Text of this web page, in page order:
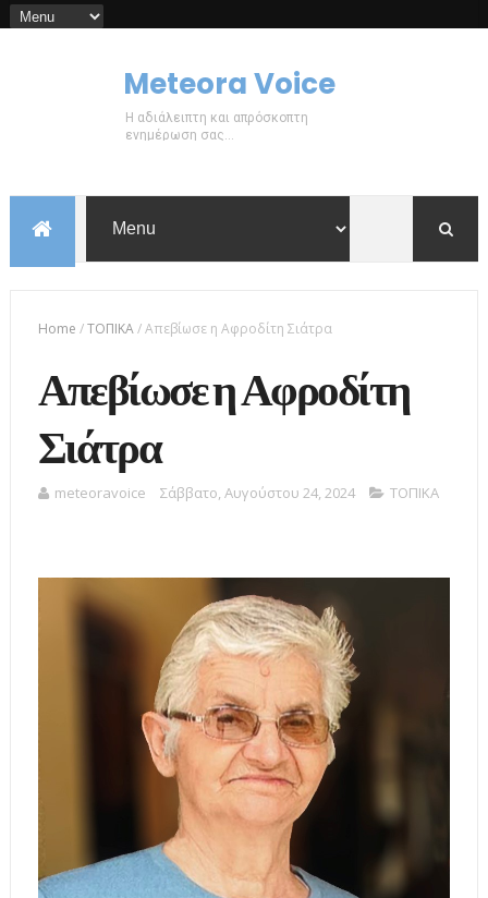
Meteora Voice
Η αδιάλειπτη και απρόσκοπτη
ενημέρωση σας...
Home /ΤΟΠΙΚΑ/Απεβίωσε η Αφροδίτη Σιάτρα
Απεβίωσε η Αφροδίτη
Σιάτρα
meteoravoice Σάββατο, Αυγούστου 24, 2024 ΤΟΠΙΚΑ